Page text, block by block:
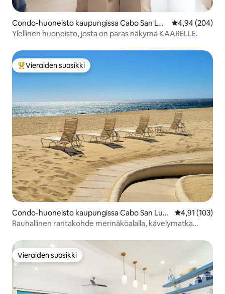
Condo-huoneisto kaupungissa Cabo San Luc
as
4,94 (204)
Ylellinen huoneisto, josta on paras näkymä KAARELLE.
Vieraiden suosikkien parhaimmistoa
Vieraiden suosikki
Condo-huoneisto kaupungissa Cabo San Luca
s
4,91 (103)
Rauhallinen rantakohde merinäköalalla, kävelymatka
Vieraiden suosikki
Vieraiden suosikki